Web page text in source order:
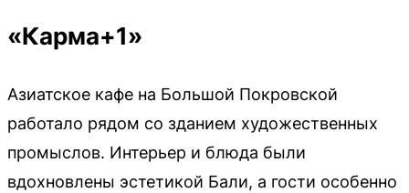
«Карма+1»
Азиатское кафе на Большой Покровской
работало рядом со зданием художественных
промыслов. Интерьер и блюда были
вдохновлены эстетикой Бали, а гости особенно